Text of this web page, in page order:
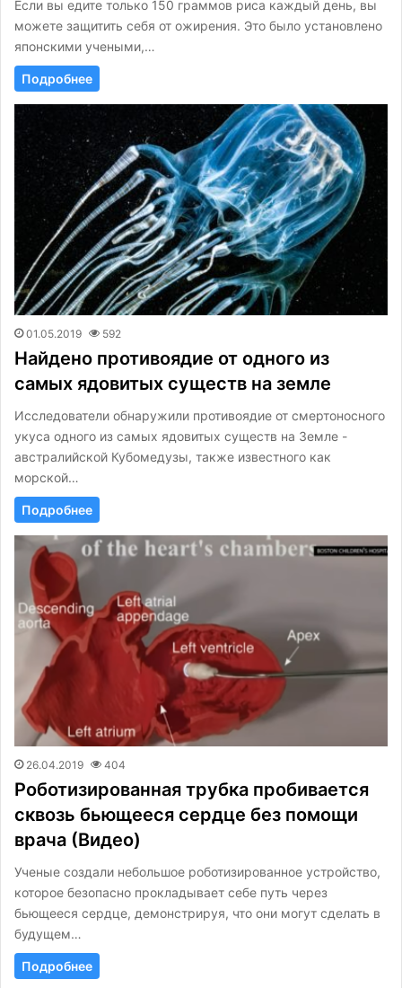
Если вы едите только 150 граммов риса каждый день, вы
можете защитить себя от ожирения. Это было установлено
японскими учеными,…
Подробнее
01.05.2019 592
Найдено противоядие от одного из
самых ядовитых существ на земле
Исследователи обнаружили противоядие от смертоносного
укуса одного из самых ядовитых существ на Земле -
австралийской Кубомедузы, также известного как
морской…
Подробнее
26.04.2019 404
Роботизированная трубка пробивается
сквозь бьющееся сердце без помощи
врача (Видео)
Ученые создали небольшое роботизированное устройство,
которое безопасно прокладывает себе путь через
бьющееся сердце, демонстрируя, что они могут сделать в
будущем…
Подробнее